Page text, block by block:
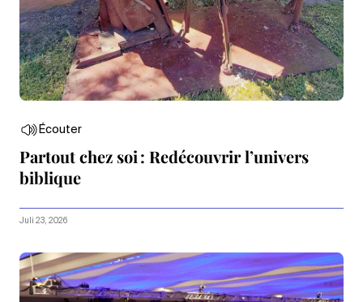
Écouter
Partout chez soi : Redécouvrir l’univers
biblique
Juli 23, 2026